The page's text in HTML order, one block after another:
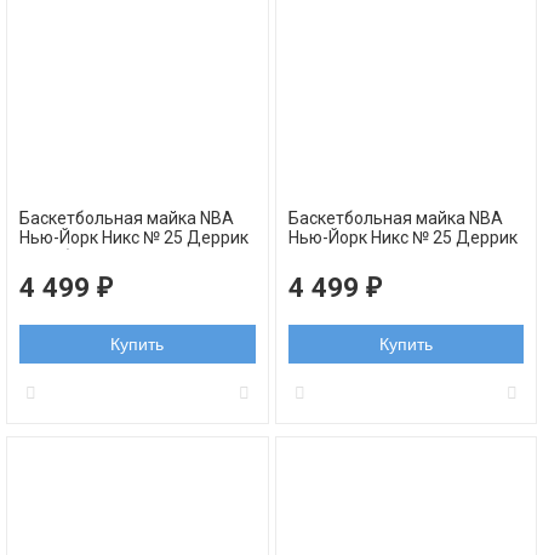
Баскетбольная майка NBA
Нью-Йорк Никс № 25 Деррик
REV30
4 499 ₽
Купить
Баскетбольная майка NBA
Нью-Йорк Никс № 25 Деррик
swingman REV30
4 499 ₽
Купить